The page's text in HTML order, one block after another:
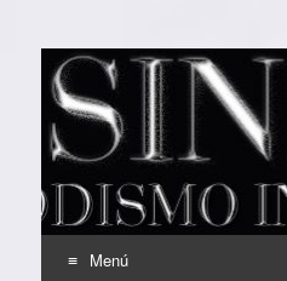
EL
Periodismo Inteligente
Menú